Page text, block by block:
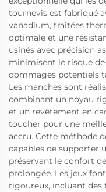
tournevis est fabriqué
vanadium, traitées
optimale et une
usinés avec précision
minimisent le risque
dommages potentiels
Les manches sont
combinant un noyau
et un revêtement en
toucher pour une
accru. Cette méthode
capables de supporter
préservant le confort
prolongée. Les jeux
rigoureux, incluant des